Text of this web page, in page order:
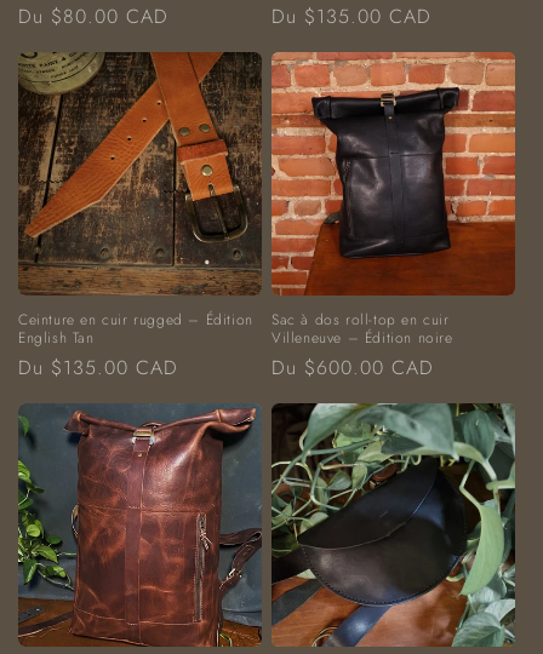
Prix
Du $80.00 CAD
Prix
Du $135.00 CAD
Ceinture en cuir rugged – Édition
English Tan
Prix
Du $135.00 CAD
Sac à dos roll-top en cuir
Villeneuve – Édition noire
Prix
Du $600.00 CAD